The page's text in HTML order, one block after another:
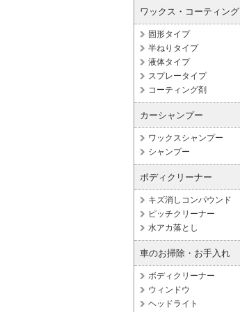
ワックス・コーティング
固形タイプ
半ねりタイプ
液体タイプ
スプレータイプ
コーティング剤
カーシャンプー
ワックスシャンプー
シャンプー
ボディクリーナー
キズ消しコンパウンド
ピッチクリーナー
水アカ落とし
車のお掃除・お手入れ
ボディクリーナー
ウィンドウ
ヘッドライト